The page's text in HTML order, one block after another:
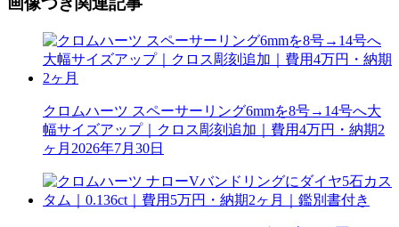
クロムハーツ スペーサーリング6mmを8号→14号へ大
幅サイズアップ｜クロス彫刻追加｜費用4万円・納期2
ヶ月 2026年7月30日